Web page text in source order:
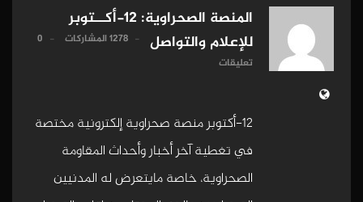
المنصة الصحراوية: 12-أكــتوبر
للإعلام والتواصل
1278 المشاركات
0
تعليقات
12-أكتوبر منصة صحراوية إلكترونية مختصة
في تغطية آخر أخبار وأحداث المقاومة
الصحراوية، خاصة مايتعرض له المدنيين